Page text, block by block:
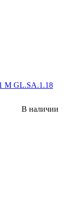
M GL.SA.1.18
В наличии